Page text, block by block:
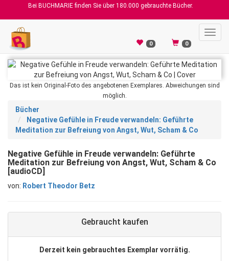
Bei BUCHMARIE finden Sie über 180.000 gebrauchte Bücher.
0 0
Das ist kein Original-Foto des angebotenen Exemplares. Abweichungen sind
möglich.
Bücher
Negative Gefühle in Freude verwandeln: Geführte
Meditation zur Befreiung von Angst, Wut, Scham & Co
Negative Gefühle in Freude verwandeln: Geführte
Meditation zur Befreiung von Angst, Wut, Scham & Co
[audioCD]
von: Robert Theodor Betz
Gebraucht kaufen
Derzeit kein gebrauchtes Exemplar vorrätig.